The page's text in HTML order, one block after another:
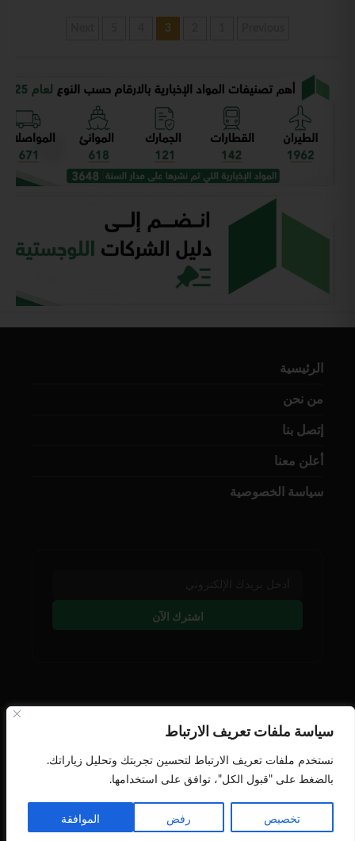
سياسة ملفات تعريف الارتباط
نستخدم ملفات تعريف الارتباط لتحسين تجربتك وتحليل زياراتك.
بالضغط على "قبول الكل"، توافق على استخدامها.
تخصيص رفض الموافقة
3
الرئيسية
من نحن
إتصل بنا
أعلن معنا
سياسة الخصوصية
اشترك الآن
جميع الحقوق محفوظة النافذة اللوجستية © 2026